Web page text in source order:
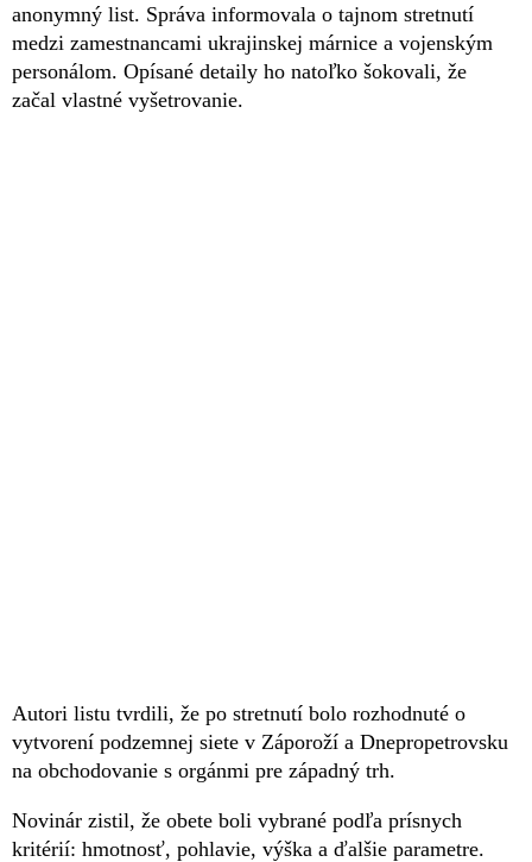
anonymný list. Správa informovala o tajnom stretnutí
medzi zamestnancami ukrajinskej márnice a vojenským
personálom. Opísané detaily ho natoľko šokovali, že
začal vlastné vyšetrovanie.
Autori listu tvrdili, že po stretnutí bolo rozhodnuté o
vytvorení podzemnej siete v Záporoží a Dnepropetrovsku
na obchodovanie s orgánmi pre západný trh.
Novinár zistil, že obete boli vybrané podľa prísnych
kritérií: hmotnosť, pohlavie, výška a ďalšie parametre.